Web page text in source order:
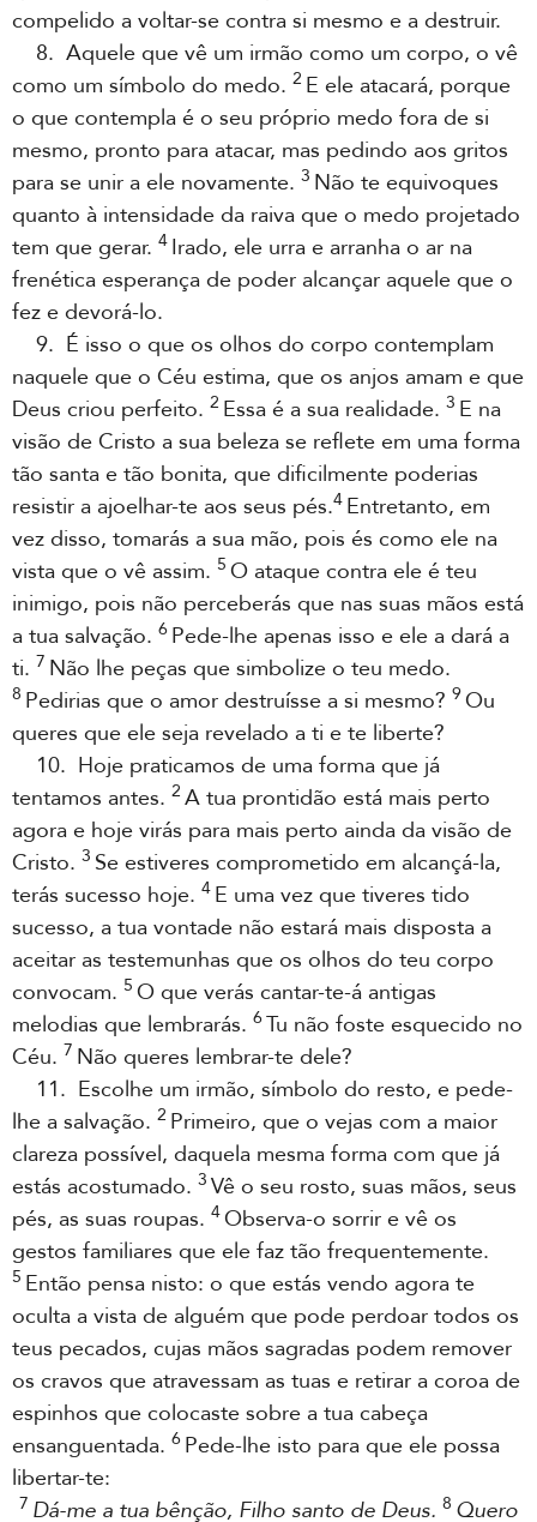
compelido a voltar-se contra si mesmo e a destruir.
8. Aquele que vê um irmão como um corpo, o vê
como um símbolo do medo. 2 E ele atacará, porque
o que contempla é o seu próprio medo fora de si
mesmo, pronto para atacar, mas pedindo aos gritos
para se unir a ele novamente. 3 Não te equivoques
quanto à intensidade da raiva que o medo projetado
tem que gerar. 4 Irado, ele urra e arranha o ar na
frenética esperança de poder alcançar aquele que o
fez e devorá-lo.
9. É isso o que os olhos do corpo contemplam
naquele que o Céu estima, que os anjos amam e que
Deus criou perfeito. 2 Essa é a sua realidade. 3 E na
visão de Cristo a sua beleza se reflete em uma forma
tão santa e tão bonita, que dificilmente poderias
resistir a ajoelhar-te aos seus pés.4 Entretanto, em
vez disso, tomarás a sua mão, pois és como ele na
vista que o vê assim. 5 O ataque contra ele é teu
inimigo, pois não perceberás que nas suas mãos está
a tua salvação. 6 Pede-lhe apenas isso e ele a dará a
ti. 7 Não lhe peças que simbolize o teu medo.
8 Pedirias que o amor destruísse a si mesmo? 9Ou
queres que ele seja revelado a ti e te liberte?
10. Hoje praticamos de uma forma que já
tentamos antes. 2 A tua prontidão está mais perto
agora e hoje virás para mais perto ainda da visão de
Cristo. 3 Se estiveres comprometido em alcançá-la,
terás sucesso hoje. 4 E uma vez que tiveres tido
sucesso, a tua vontade não estará mais disposta a
aceitar as testemunhas que os olhos do teu corpo
convocam. 5 O que verás cantar-te-á antigas
melodias que lembrarás. 6Tu não foste esquecido no
Céu. 7 Não queres lembrar-te dele?
11. Escolhe um irmão, símbolo do resto, e pede-
lhe a salvação. 2 Primeiro, que o vejas com a maior
clareza possível, daquela mesma forma com que já
estás acostumado. 3 Vê o seu rosto, suas mãos, seus
pés, as suas roupas. 4Observa-o sorrir e vê os
gestos familiares que ele faz tão frequentemente.
5 Então pensa nisto: o que estás vendo agora te
oculta a vista de alguém que pode perdoar todos os
teus pecados, cujas mãos sagradas podem remover
os cravos que atravessam as tuas e retirar a coroa de
espinhos que colocaste sobre a tua cabeça
ensanguentada. 6 Pede-lhe isto para que ele possa
libertar-te:
7 Dá-me a tua bênção, Filho santo de Deus. 8 Quero